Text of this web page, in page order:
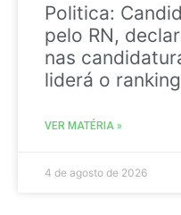
Politica:
pelo RN,
nas
liderá o ranking
VER MATÉRIA »
4 de agosto de 2026